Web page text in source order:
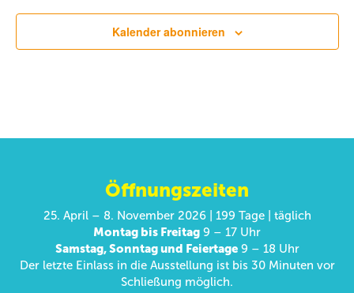
Kalender abonnieren
Öffnungszeiten
25. April – 8. November 2026 | 199 Tage | täglich
Montag bis Freitag 9 – 17 Uhr
Samstag, Sonntag und Feiertage9 – 18 Uhr
Der letzte Einlass in die Ausstellung ist bis 30 Minuten vor
Schließung möglich.